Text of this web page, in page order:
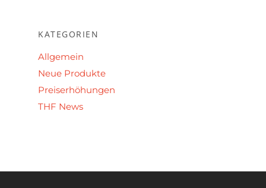
KATEGORIEN
Allgemein
Neue Produkte
Preiserhöhungen
THF News